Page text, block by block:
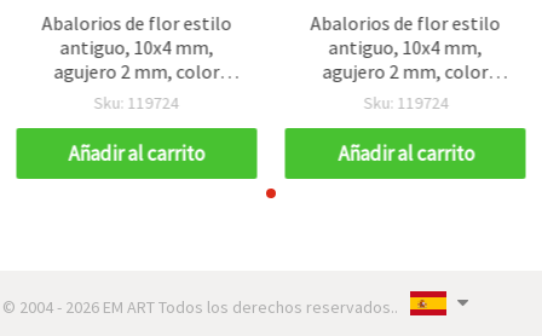
Abalorios de flor estilo
antiguo, 10x4 mm,
agujero 2 mm, color
marrón, 50 g (aprox. 160
Sku: 119724
Añadir al carrito
Abalorios de flor estilo
antiguo, 10x4 mm,
agujero 2 mm, color
marrón, 50 g (aprox. 160
Sku: 119724
Añadir al carrito
© 2004 - 2026 EM ART Todos los derechos reservados..